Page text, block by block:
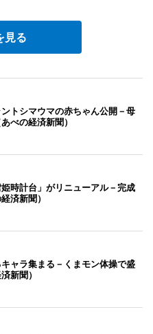
見る
トシマウマの赤ちゃん公開－母
べの経済新聞）
時計台」がリニューアル－完成
済新聞）
ャラ集まる－くまモン体操で盛
新聞）